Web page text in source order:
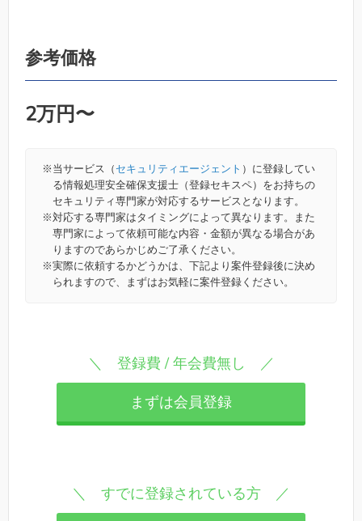
参考価格
2万円〜
※当サービス（セキュリティエージェント ）に登録してい
る情報処理安全確保支援士（登録セキスペ）をお持ちの
セキュリティ専門家が対応するサービスとなります。
※対応する専門家はタイミングによって異なります。また
専門家によって依頼可能な内容・金額が異なる場合があ
りますのであらかじめご了承ください。
※実際に依頼するかどうかは、下記より案件登録後に決め
られますので、まずはお気軽に案件登録ください。
＼ 登録費 / 年会費無し ／
まずは会員登録
＼ すでに登録されている方 ／